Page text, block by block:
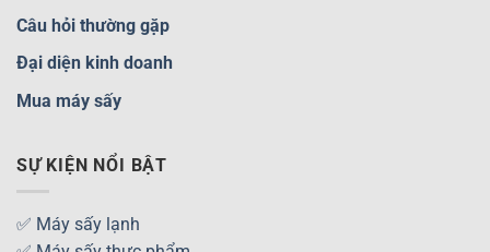
Câu hỏi thường gặp
Đại diện kinh doanh
Mua máy sấy
SỰ KIỆN NỔI BẬT
✅ Máy sấy lạnh